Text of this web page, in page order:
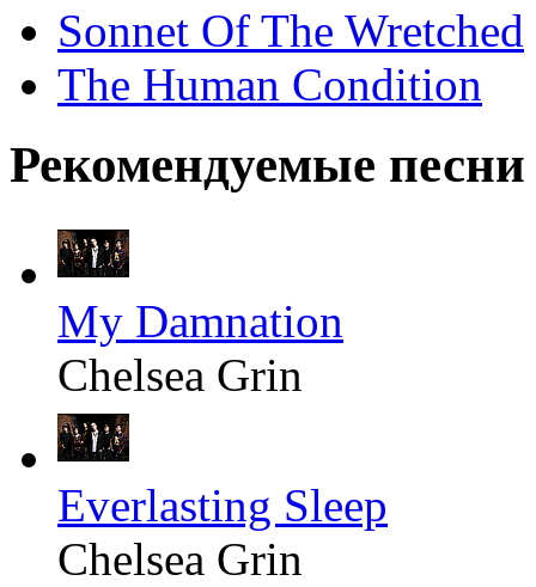
Sonnet Of The Wretched
The Human Condition
Рекомендуемые песни
My Damnation
Chelsea Grin
Everlasting Sleep
Chelsea Grin